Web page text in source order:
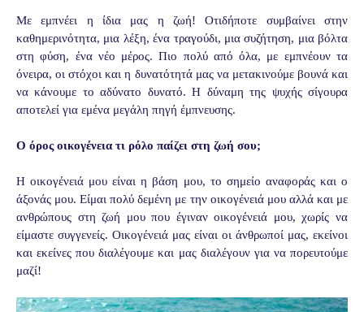
Με εμπνέει η ίδια μας η ζωή! Οτιδήποτε συμβαίνει στην
καθημερινότητα, μια λέξη, ένα τραγούδι, μια συζήτηση, μια βόλτα
στη φύση, ένα νέο μέρος. Πιο πολύ από όλα, με εμπνέουν τα
όνειρα, οι στόχοι και η δυνατότητά μας να μετακινούμε βουνά και
να κάνουμε το αδύνατο δυνατό. Η δύναμη της ψυχής σίγουρα
αποτελεί για εμένα μεγάλη πηγή έμπνευσης.
Ο όρος οικογένεια τι ρόλο παίζει στη ζωή σου;
Η οικογένειά μου είναι η βάση μου, το σημείο αναφοράς και ο
άξονάς μου. Είμαι πολύ δεμένη με την οικογένειά μου αλλά και με
ανθρώπους στη ζωή μου που έγιναν οικογένειά μου, χωρίς να
είμαστε συγγενείς. Οικογένειά μας είναι οι άνθρωποί μας, εκείνοι
και εκείνες που διαλέγουμε και μας διαλέγουν για να πορευτούμε
μαζί!